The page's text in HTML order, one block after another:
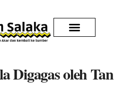
Digagas oleh Tan